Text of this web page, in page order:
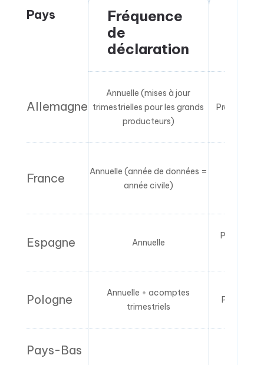
Pays
Fréquence
de
déclaration
Allemagne
Annuelle (mises à jour
trimestrielles pour les grands
producteurs)
Premier
France
Annuelle (année de données =
année civile)
Espagne Annuelle
Pologne
Annuelle + acomptes
trimestriels
Pays-Bas